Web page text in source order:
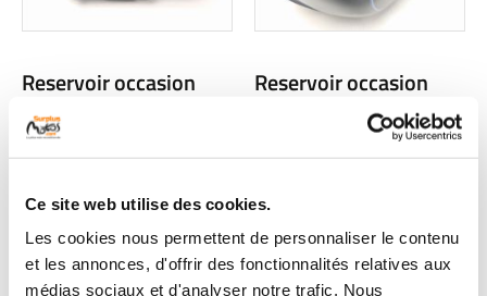
Ce site web utilise des cookies.
Les cookies nous permettent de personnaliser le contenu
et les annonces, d'offrir des fonctionnalités relatives aux
médias sociaux et d'analyser notre trafic. Nous
Reservoir occasion
PIAGGIO MP3 350
2018
39,90 € TTC
Voir
Reservoir occasion
YAMAHA XV 750
VIRAGO 1994
149
Voir